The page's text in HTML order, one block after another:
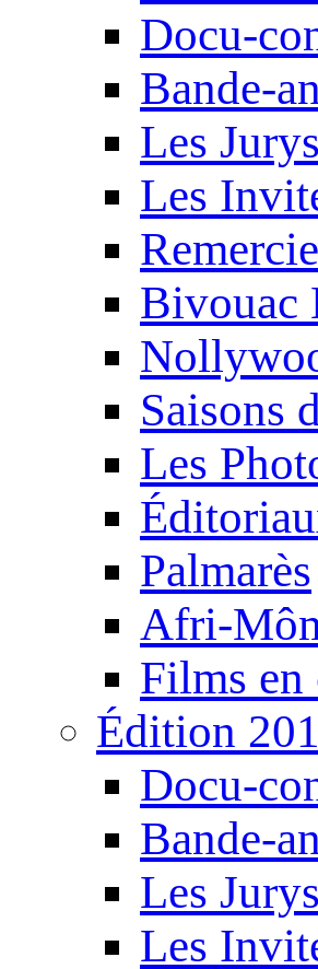
Docu-
Bande-
Les Jurys
Les
Bivouac
Saisons
Les
Palmarès
Afri-
Films
Édition
Docu-
Bande-
Les Jurys
Les